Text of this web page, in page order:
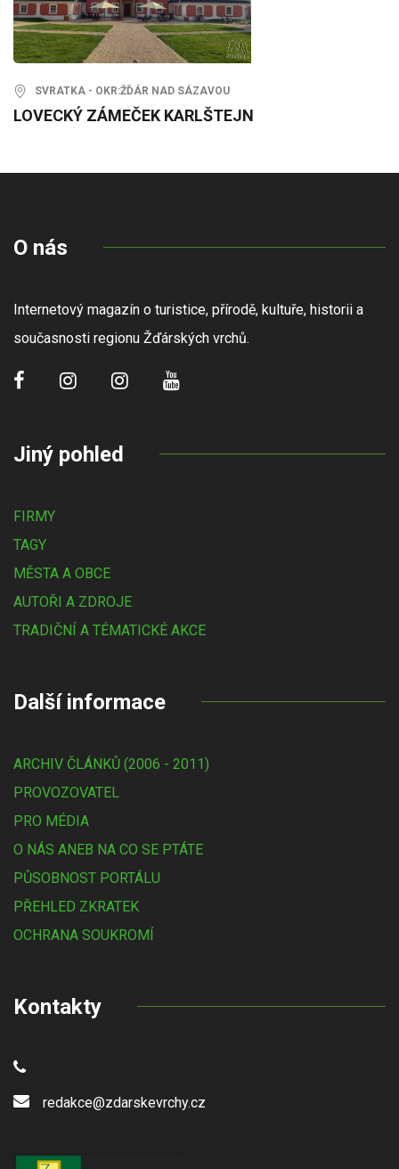
SVRATKA - OKR:ŽĎÁR NAD SÁZAVOU
LOVECKÝ ZÁMEČEK KARLŠTEJN
O nás
Internetový magazín o turistice, přírodě, kultuře, historii a
současnosti regionu Žďárských vrchů.
Jiný pohled
FIRMY
TAGY
MĚSTA A OBCE
AUTOŘI A ZDROJE
TRADIČNÍ A TÉMATICKÉ AKCE
Další informace
ARCHIV ČLÁNKŮ (2006 - 2011)
PROVOZOVATEL
PRO MÉDIA
O NÁS ANEB NA CO SE PTÁTE
PŮSOBNOST PORTÁLU
PŘEHLED ZKRATEK
OCHRANA SOUKROMÍ
Kontakty
redakce@zdarskevrchy.cz